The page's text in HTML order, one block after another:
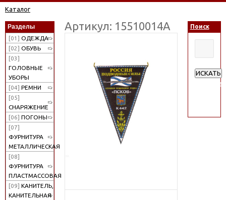
Каталог
Разделы
[01] ОДЕЖДА
[02] ОБУВЬ
[03]
ГОЛОВНЫЕ
УБОРЫ
[04] РЕМНИ
[05]
СНАРЯЖЕНИЕ
[06] ПОГОНЫ
[07]
ФУРНИТУРА
МЕТАЛЛИЧЕСКАЯ
[08]
ФУРНИТУРА
ПЛАСТМАССОВАЯ
[09] КАНИТЕЛЬ,
КАНИТЕЛЬНАЯ
Артикул: 15510014А Поиск
ИСКАТЬ